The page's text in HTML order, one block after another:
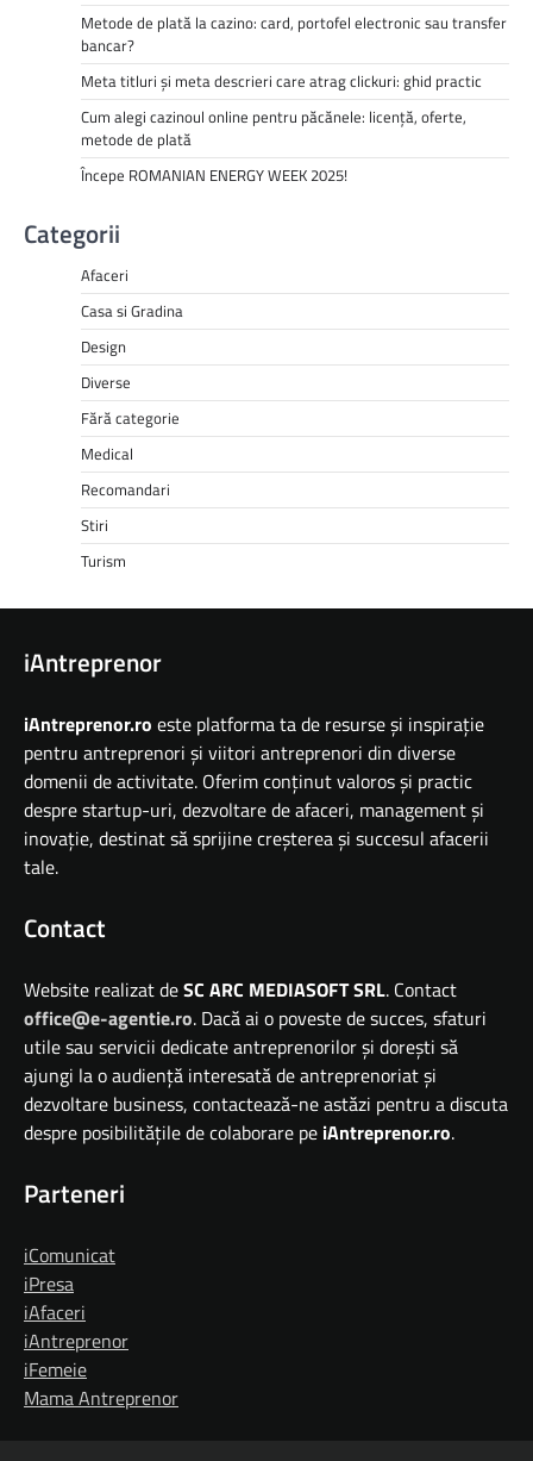
Metode de plată la cazino: card, portofel electronic sau transfer
bancar?
Meta titluri și meta descrieri care atrag clickuri: ghid practic
Cum alegi cazinoul online pentru păcănele: licență, oferte,
metode de plată
Începe ROMANIAN ENERGY WEEK 2025!
Categorii
Afaceri
Casa si Gradina
Design
Diverse
Fără categorie
Medical
Recomandari
Stiri
Turism
iAntreprenor
iAntreprenor.ro este platforma ta de resurse și inspirație
pentru antreprenori și viitori antreprenori din diverse
domenii de activitate. Oferim conținut valoros și practic
despre startup-uri, dezvoltare de afaceri, management și
inovație, destinat să sprijine creșterea și succesul afacerii
tale.
Contact
Website realizat deSC ARC MEDIASOFT SRL. Contact
office@e-agentie.ro. Dacă ai o poveste de succes, sfaturi
utile sau servicii dedicate antreprenorilor și dorești să
ajungi la o audiență interesată de antreprenoriat și
dezvoltare business, contactează-ne astăzi pentru a discuta
despre posibilitățile de colaborare pe iAntreprenor.ro.
Parteneri
iComunicat
iPresa
iAfaceri
iAntreprenor
iFemeie
Mama Antreprenor